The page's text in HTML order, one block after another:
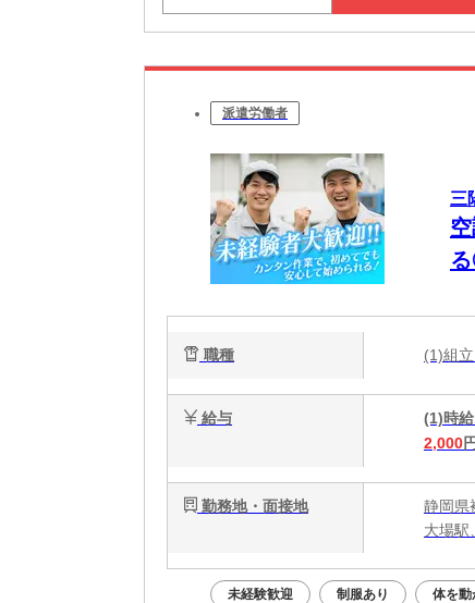
派遣労働者
三
職種 (1)組
給与 (1)時給
2,000円
勤務地・面接地
静岡県
大場駅
未経験歓迎 制服あり 体を動